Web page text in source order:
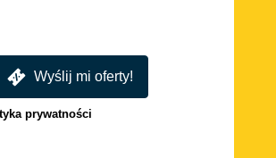
Wyślij mi oferty!
prywatności